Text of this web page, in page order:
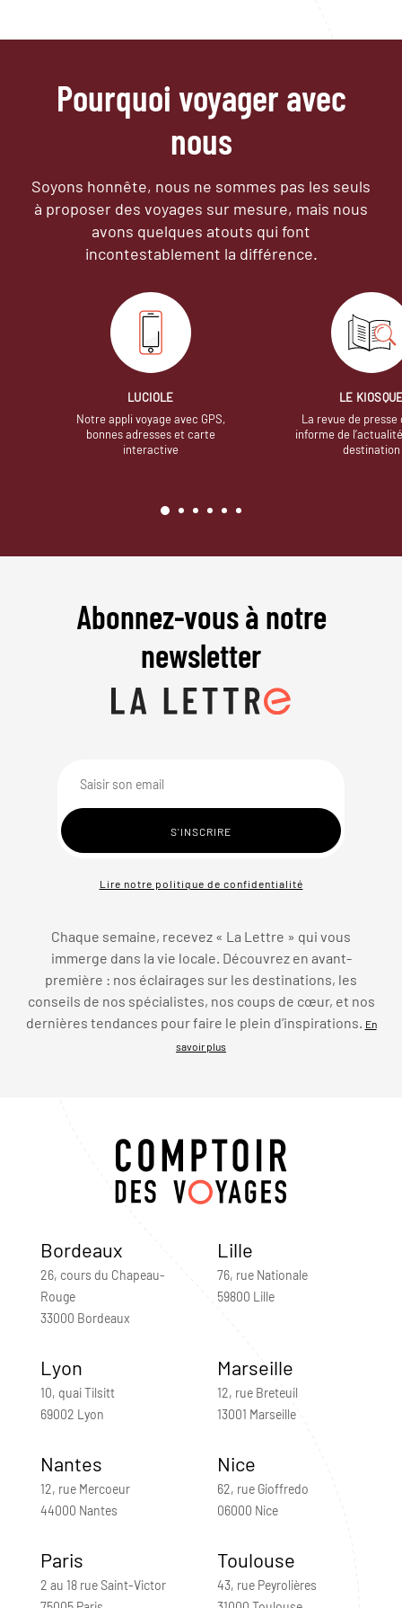
Pourquoi voyager avec
nous
Soyons honnête, nous ne sommes pas les seuls
à proposer des voyages sur mesure, mais nous
avons quelques atouts qui font
incontestablement la différence.
LUCIOLE
Notre appli voyage avec GPS,
bonnes adresses et carte
interactive
LE
La revue de presse
informe de
destination
Abonnez-vous à notre
newsletter
Lire notre politique de confidentialité
Chaque semaine, recevez « La Lettre » qui vous
immerge dans la vie locale. Découvrez en avant-
première : nos éclairages sur les destinations, les
conseils de nos spécialistes, nos coups de cœur, et nos
dernières tendances pour faire le plein d’inspirations.
En
savoir plus
Bordeaux
26, cours du Chapeau-
Rouge
33000 Bordeaux
Lille
76, rue Nationale
59800 Lille
Lyon
10, quai Tilsitt
69002 Lyon
Marseille
12, rue Breteuil
13001 Marseille
Nantes
12, rue Mercoeur
44000 Nantes
Nice
62, rue Gioffredo
06000 Nice
Paris
2 au 18 rue Saint-Victor
Toulouse
43, rue Peyrolières